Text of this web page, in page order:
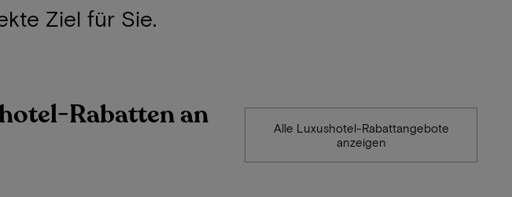
Ziel für Sie.
Rabatten an
Alle Luxushotel-Rabattangebote
anzeigen